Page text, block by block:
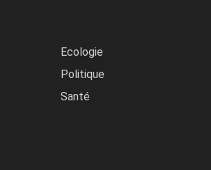
Ecologie
Politique
Santé